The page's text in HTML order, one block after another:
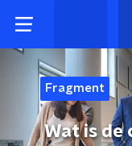
Fragment
Wat is de